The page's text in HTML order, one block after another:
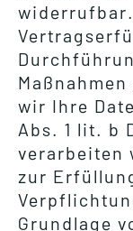
wir Ihre
Abs. 1 lit. b
verarbeiten
zur
Grundlage